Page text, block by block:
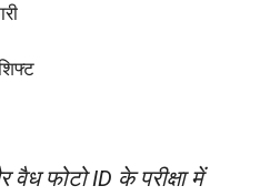
वैध फोटो ID के परीक्षा में